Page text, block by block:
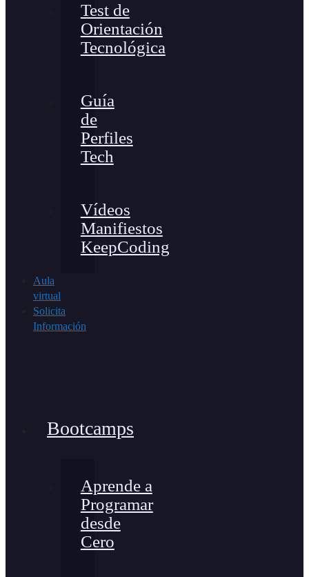
Test de
Orientación
Tecnológica
Guía
de
Perfiles
Tech
Vídeos
Manifiestos
KeepCoding
Aula
virtual
Solicita
Información
Bootcamps
Aprende a
Programar
desde
Cero